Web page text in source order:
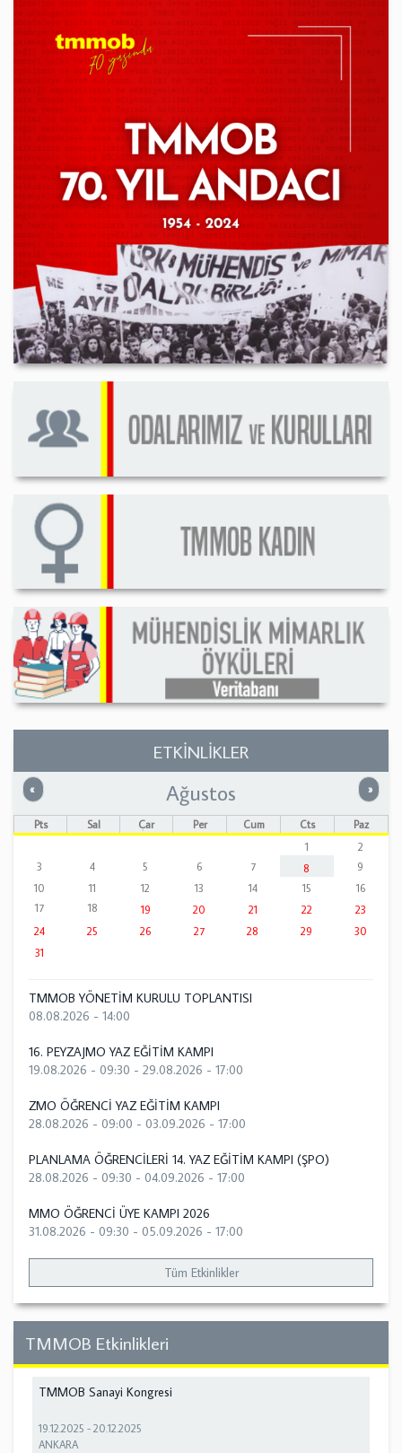
ETKİNLİKLER
« Önceki »
Ağustos
Pts Sal Çar Per Cum Cts
Paz
1
2
3
4 5 6 7 8
9
10
11 12 13 14 15
16
17
18 19 20 21 22
23
24
25 26 27 28 29
30
31
TMMOB YÖNETİM KURULU TOPLANTISI
08.08.2026 - 14:00
16. PEYZAJMO YAZ EĞİTİM KAMPI
19.08.2026 - 09:30 - 29.08.2026 - 17:00
ZMO ÖĞRENCİ YAZ EĞİTİM KAMPI
28.08.2026 - 09:00 - 03.09.2026 - 17:00
PLANLAMA ÖĞRENCİLERİ 14. YAZ EĞİTİM KAMPI (ŞPO)
28.08.2026 - 09:30 - 04.09.2026 - 17:00
MMO ÖĞRENCİ ÜYE KAMPI 2026
31.08.2026 - 09:30 - 05.09.2026 - 17:00
Tüm Etkinlikler
TMMOB Etkinlikleri
TMMOB Sanayi Kongresi
19.12.2025 -20.12.2025
ANKARA